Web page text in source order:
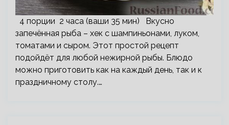
4 порции 2 часа (ваши 35 мин) Вкусно
запечённая рыба – хек с шампиньонами, луком,
томатами и сыром. Этот простой рецепт
подойдёт для любой нежирной рыбы. Блюдо
можно приготовить как на каждый день, так и к
праздничному столу.…